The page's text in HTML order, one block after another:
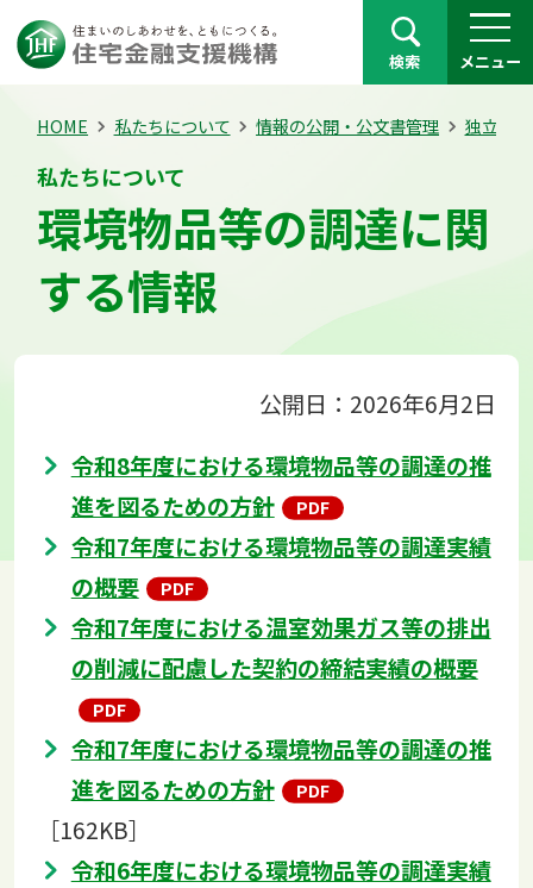
検索 メニュー
HOME 私たちについて 情報の公開・公文書管理 独立行
私たちについて
環境物品等の調達に関
する情報
公開日：2026年6月2日
令和8年度における環境物品等の調達の推
進を図るための方針
令和7年度における環境物品等の調達実績
の概要
令和7年度における温室効果ガス等の排出
の削減に配慮した契約の締結実績の概要
令和7年度における環境物品等の調達の推
進を図るための方針
［162KB］
令和6年度における環境物品等の調達実績